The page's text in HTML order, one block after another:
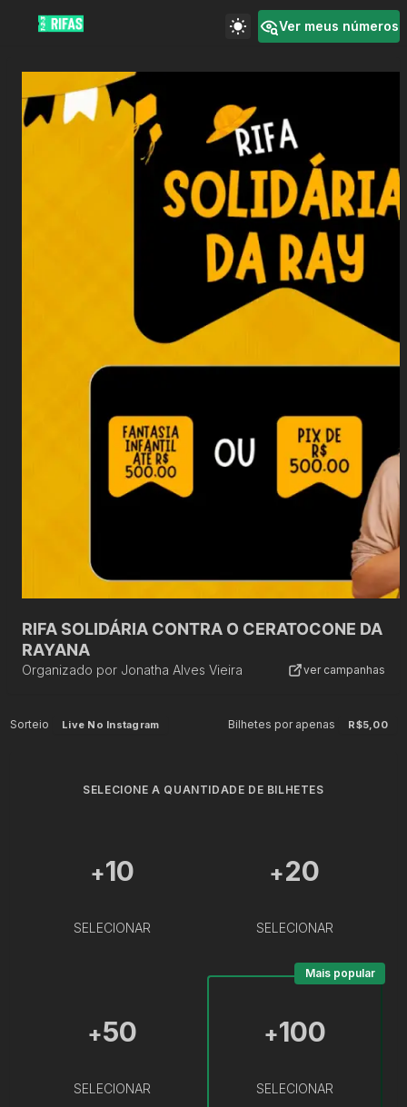
Ver meus números
RIFA SOLIDÁRIA CONTRA O CERATOCONE DA
RAYANA
Organizado por Jonatha Alves Vieira ver campanhas
Sorteio Live No Instagram Bilhetes por apenas R$5,00
SELECIONE A QUANTIDADE DE BILHETES
+10
SELECIONAR
+20
SELECIONAR
+50
SELECIONAR
+100
SELECIONAR
Mais popular